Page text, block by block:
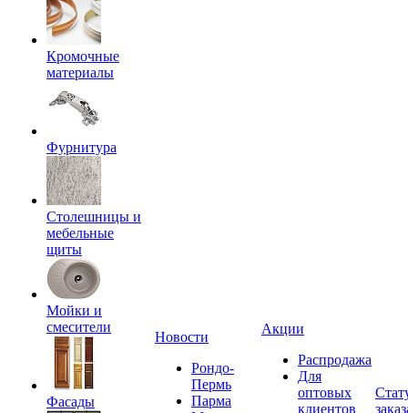
Кромочные
материалы
Фурнитура
Столешницы и
мебельные
щиты
Мойки и
смесители
Фасады
Новости
Рондо-
Пермь
Парма
Акции
Распродажа
Для
оптовых
клиентов